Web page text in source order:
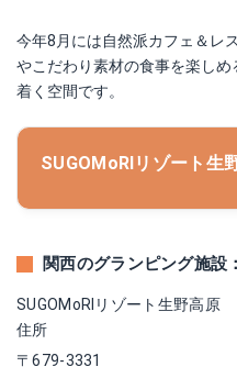
今年8月には自然派カフェ＆レ
やこだわり素材の食事を楽し
着く空間です。
SUGOMoRIリゾート生
関西のグランピング施設
SUGOMoRIリゾート生野高原
住所
〒679-3331